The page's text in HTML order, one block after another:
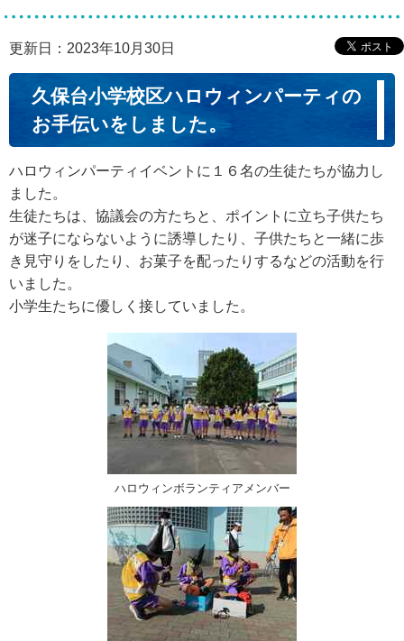
更新日：2023年10月30日
久保台小学校区ハロウィンパーティの
お手伝いをしました。
ハロウィンパーティイベントに１６名の生徒たちが協力し
ました。
生徒たちは、協議会の方たちと、ポイントに立ち子供たち
が迷子にならないように誘導したり、子供たちと一緒に歩
き見守りをしたり、お菓子を配ったりするなどの活動を行
いました。
小学生たちに優しく接していました。
ハロウィンボランティアメンバー